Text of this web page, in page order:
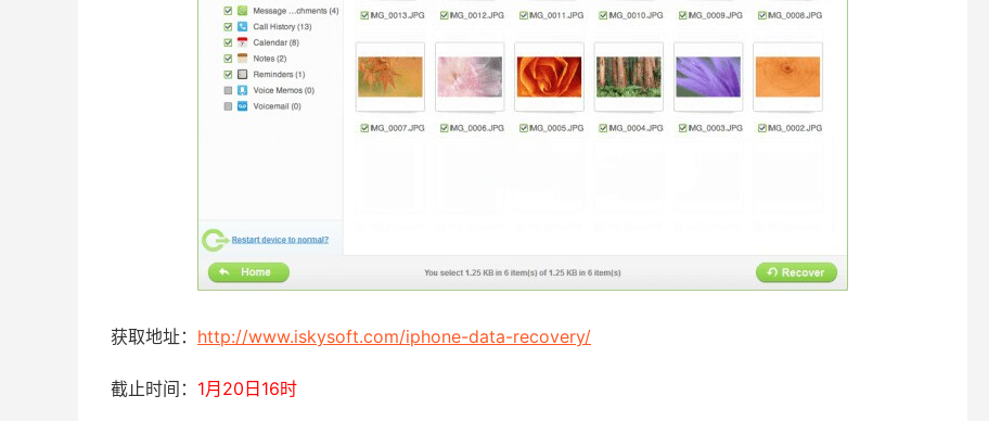
获取地址： http://www.iskysoft.com/iphone-data-recovery/
截止时间： 1月20日16时